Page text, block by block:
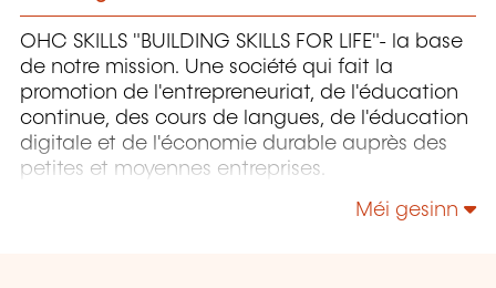
OHC SKILLS "BUILDING SKILLS FOR LIFE"- la base
de notre mission. Une société qui fait la
promotion de l'entrepreneuriat, de l'éducation
continue, des cours de langues, de l'éducation
digitale et de l'économie durable auprès des
petites et moyennes entreprises.
Méi gesinn